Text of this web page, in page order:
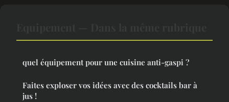
quel équipement pour une cuisine anti-gaspi ?
Faites exploser vos idées avec des cocktails bar à
jus !